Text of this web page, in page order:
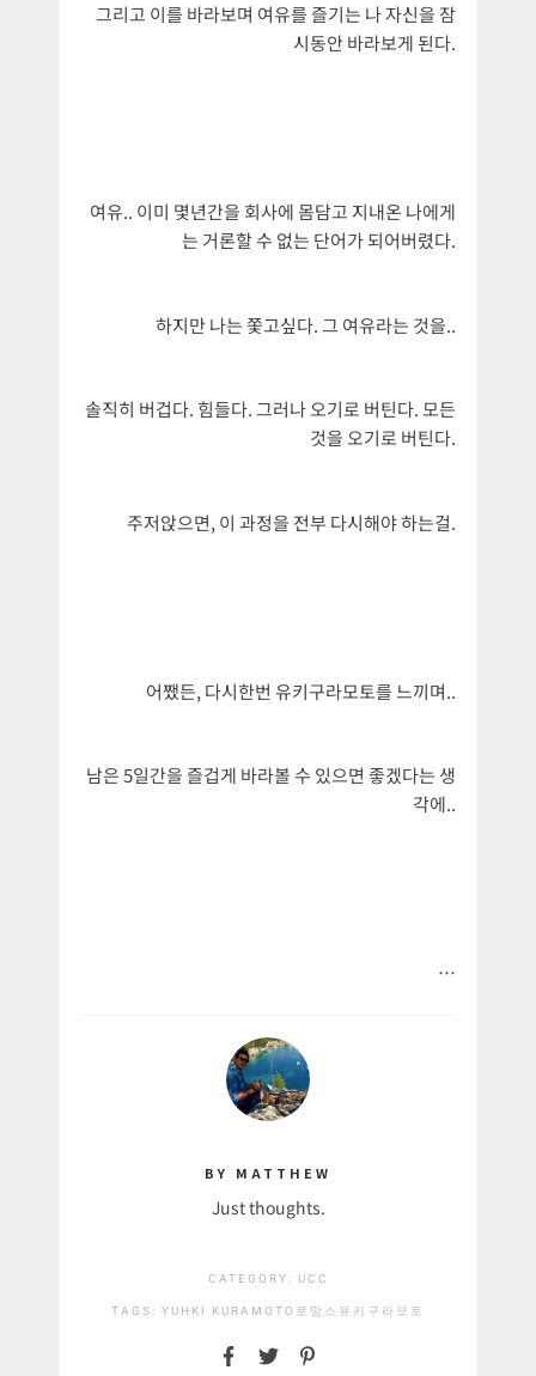
그리고 이를 바라보며 여유를 즐기는 나 자신을 잠
시동안 바라보게 된다.
여유.. 이미 몇년간을 회사에 몸담고 지내온 나에게
는 거론할 수 없는 단어가 되어버렸다.
하지만 나는 쫓고싶다. 그 여유라는 것을..
솔직히 버겁다. 힘들다. 그러나 오기로 버틴다. 모든
것을 오기로 버틴다.
주저앉으면, 이 과정을 전부 다시해야 하는걸.
어쨌든, 다시한번 유키구라모토를 느끼며..
남은 5일간을 즐겁게 바라볼 수 있으면 좋겠다는 생
각에..
…
BY MATTHEW
Just thoughts.
CATEGORY: UCC
TAGS: YUHKI KURAMOTO 로망스 유키구라모토